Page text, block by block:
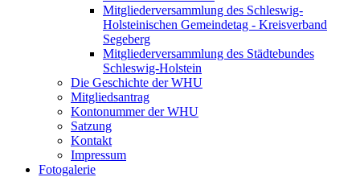
Mitgliederversammlung des Schleswig-
Holsteinischen Gemeindetag - Kreisverband
Segeberg
Mitgliederversammlung des Städtebundes
Schleswig-Holstein
Die Geschichte der WHU
Mitgliedsantrag
Kontonummer der WHU
Satzung
Kontakt
Impressum
Fotogalerie